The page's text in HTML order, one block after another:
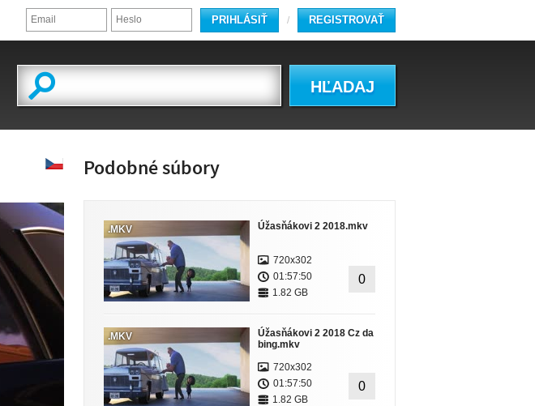
/
PRIHLÁSIŤ REGISTROVAŤ
HĽADAJ
Podobné súbory
.MKV Úžasňákovi 2 2018.mkv
720x302
01:57:50
1.82 GB
0
.MKV
Úžasňákovi 2 2018 Cz da
bing.mkv
720x302
01:57:50
1.82 GB
0